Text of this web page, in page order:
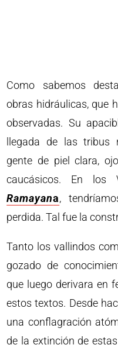
Como sabemos
obras hidráulicas, que
observadas. Su
llegada de las tribus
gente de piel clara,
caucásicos. En los
Ramayana,
perdida. Tal fue la
Tanto los vallindos
gozado de
que luego derivara en
estos textos. Desde
una conflagración
de la extinción de